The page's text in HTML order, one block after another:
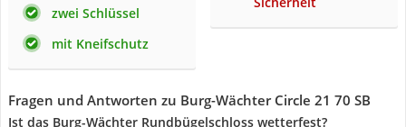
zwei Schlüssel
mit Kneifschutz
Fragen und Antworten zu Burg-Wächter Circle 21 70 SB
Ist das Burg-Wächter Rundbügelschloss wetterfest?